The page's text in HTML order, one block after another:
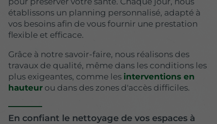
établissons un planning personnalisé, adapté à
vos besoins afin de vous fournir une prestation
flexible et efficace.
Grâce à notre savoir-faire, nous réalisons des
travaux de qualité, même dans les conditions les
plus exigeantes, comme les interventions en
hauteur ou dans des zones d'accès difficiles.
En confiant le nettoyage de vos espaces à